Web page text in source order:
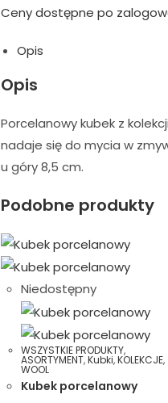
Ceny dostępne po
Opis
Opis
Porcelanowy kubek z
nadaje się do mycia w
u góry 8,5 cm.
Podobne produkty
Niedostępny
WSZYSTKIE PRODUKTY,
ASORTYMENT,Kubki,KOLEKCJE,
WOOL
Kubek porcelanowy